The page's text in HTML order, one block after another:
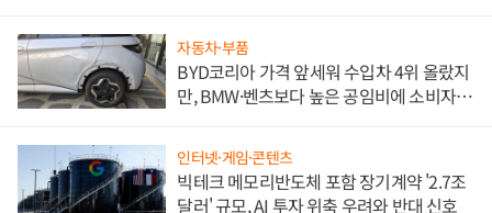
자동차·부품
BYD코리아 가격 앞세워 수입차 4위 올랐지
만, BMW·벤츠보다 높은 공임비에 소비자
인터넷·게임·콘텐츠
빅테크 메모리반도체 포함 장기계약 '2.7조
달러' 규모, AI 투자 위축 우려와 반대 신호